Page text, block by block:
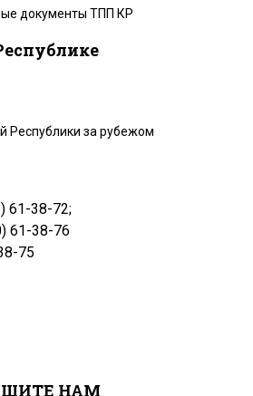
НАМ
документы ТПП КР
Республики за рубежом
61-38-72;
61-38-76
75